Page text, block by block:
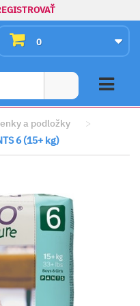
0
a podložky
>
6 (15+ kg)